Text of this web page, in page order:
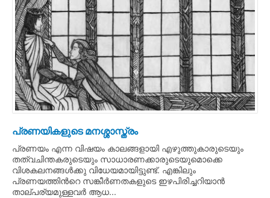
പ്രണയികളുടെ മനശ്ശാസ്ത്രം
പ്രണയം എന്ന വിഷയം കാലങ്ങളായി എഴുത്തുകാരുടെയും
തത്വചിന്തകരുടെയും സാധാരണക്കാരുടെയുമൊക്കെ
വിശകലനങ്ങള്‍ക്കു വിധേയമായിട്ടുണ്ട്. എങ്കിലും
പ്രണയത്തിന്‍റെ സങ്കീര്‍ണതകളുടെ ഇഴപിരിച്ചറിയാന്‍
താല്പര്യമുള്ളവര്‍ ആധ...